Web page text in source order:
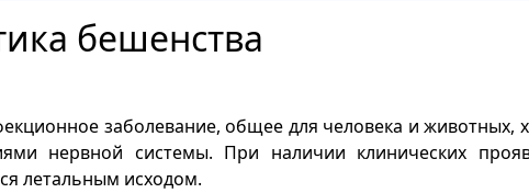
бешенства
заболевание, общее для человека и животных,
нервной системы. При наличии клинических
летальным исходом.